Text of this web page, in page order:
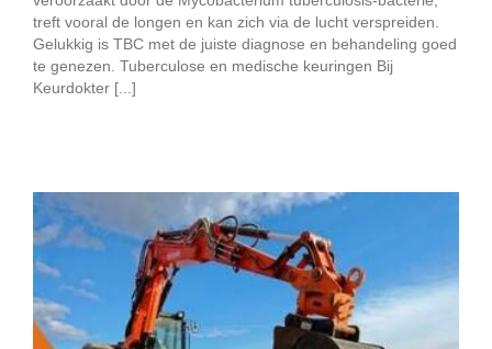
treft vooral de longen en kan zich via de lucht verspreiden.
Gelukkig is TBC met de juiste diagnose en behandeling goed
te genezen. Tuberculose en medische keuringen Bij
Keurdokter [...]